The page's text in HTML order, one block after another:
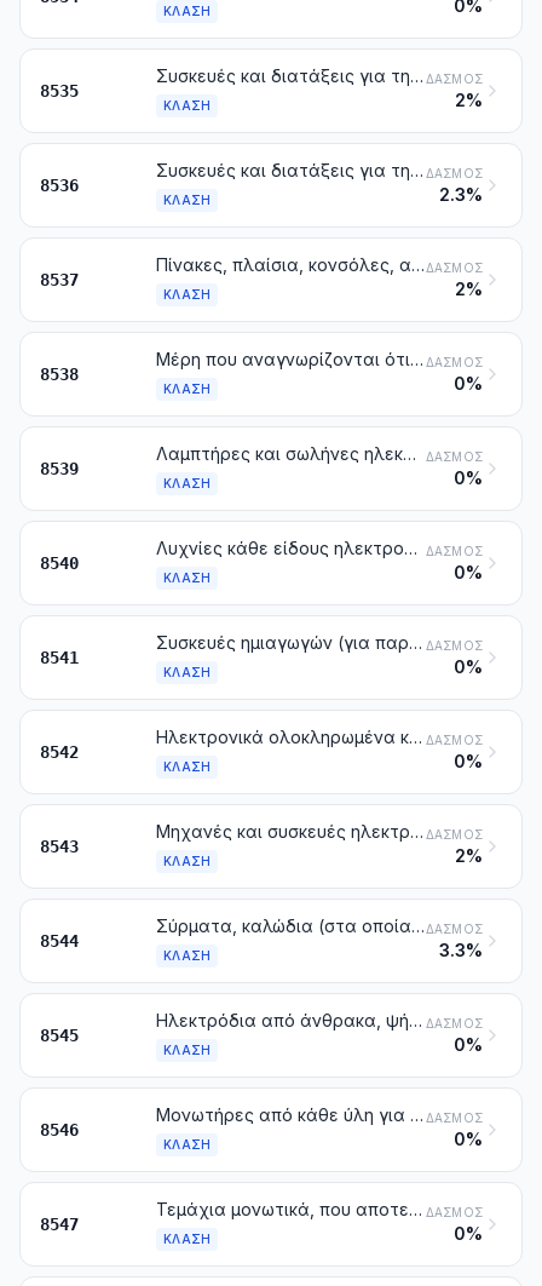
ΚΛΆΣΗ 0%
8535
Συσκευές και διατάξεις για τη διακοπή, κατανομή, προστασία, διακλάδωση, συναρμογή ή σύνδεση των ηλεκτρικών κυκλωμάτων (π.χ. διακόπτες, διακόπτες αναστροφής, διατάξεις διακοπής κυκλωμάτων, αλεξικέραυνα, διατάξεις για τον περιορισμό της τάσης, αντιστάσεις στα κύματα ηλεκτρισμού, ρευματολήπτες και άλλοι σύνδεσμοι, κουτιά σύνδεσης), για τάση που υπερβαίνει τα 1000 V
ΚΛΆΣΗ
ΔΑΣΜΌΣ
2%
8536
Συσκευές και διατάξεις για τη διακοπή, κατανομή, προστασία, διακλάδωση, συναρμογή ή σύνδεση των ηλεκτρικών κυκλώματων [π.χ. διακόπτες, διακόπτες αναστροφής, ηλεκτρονόμοι, διατάξεις διακοπής κυκλωμάτων, αντιστάσεις στα κύματα ηλεκτρισμού, βύσματα (φις) και ρευματολήπτες, υποδοχές ηλεκτρικών λαμπτήρων (ντουί) και άλλοι σύνδεσμοι, κουτιά σύνδεσης], για τάση που δεν υπερβαίνει 1000 V. Σύνδεσμοι για οπτικές ίνες, δέσμες ή καλώδια οπτικών ινών
ΚΛΆΣΗ
ΔΑΣΜΌΣ
2.3%
8537
Πίνακες, πλαίσια, κονσόλες, αναλόγια, κιβώτια (στα οποία περιλαμβάνονται και τα ερμάρια για αριθμητικούς χειρισμούς) και άλλες βάσεις που φέρουν πολλές συσκευές των κλάσεων 8535 ή 8536, για τον έλεγχο ή τη διανομή του ρεύματος, στα οποία περιλαμβάνονται και εκείνα που φέρουν ενσωματωμένα όργανα ή συσκευές του κεφαλαίου 90, καθώς επίσης και συσκευές ψηφιακού ελέγχου εκτός από τις συσκευές μεταγωγής της κλάσης 8517
ΚΛΆΣΗ
ΔΑΣΜΌΣ
2%
8538
Μέρη που αναγνωρίζονται ότι προορίζονται αποκλειστικά ή κύρια για τις συσκευές των κλάσεων 8535, 8536 ή 8537
ΚΛΆΣΗ
ΔΑΣΜΌΣ
0%
8539
Λαμπτήρες και σωλήνες ηλεκτρικοί πυράκτωσης ή εκκένωσης, στους οποίους περιλαμβάνονται και τα είδη με την ονομασία «φάροι και προβολείς σφραγισμένοι» και οι λαμπτήρες και σωλήνες υπεριωδών ή υπέρυθρων ακτίνων. Ηλεκτρικοί λαμπτήρες τόξου· φωτεινές πηγές διόδου φωτοεκπομπής (LED)
ΚΛΆΣΗ
ΔΑΣΜΌΣ
0%
8540
Λυχνίες κάθε είδους ηλεκτρονικές, θερμής καθόδου, ψυχρής καθόδου ή φωτοκαθόδου (π.χ. λυχνίες κάθε είδους, κενού, ατμού ή αερίου, σωληνωτοί ανορθωτές ατμού υδραργύρου, σωληνωτές καθοδικές λυχνίες, σωληνωτές και άλλες λυχνίες για συσκευές λήψης εικόνων τηλεόρασης), άλλες από εκείνες της κλάσης 8539
ΚΛΆΣΗ
ΔΑΣΜΌΣ
0%
8541
Συσκευές ημιαγωγών (για παράδειγμα, δίοδοι, κρυσταλλολυχνίες, μετατροπείς με βάση ημιαγωγούς). Φωτοευαίσθητες διατάξεις με ημιαγωγό, στις οποίες περιλαμβάνονται και τα φωτοβολταϊκά κύτταρα, έστω και συναρμολογημένες σε αυτοτελείς μονάδες ή κατασκευασμένες σε πλάκες. Δίοδοι φωτοεκπομπής (LED), έστω και συναρμολογημένοι με άλλες διόδους φωτοεκπομπής (LED). Συναρμολογημένοι πιεζοηλεκτρικοί κρύσταλλοι
ΚΛΆΣΗ
ΔΑΣΜΌΣ
0%
8542
Ηλεκτρονικά ολοκληρωμένα κυκλώματα
ΚΛΆΣΗ
ΔΑΣΜΌΣ
0%
8543
Μηχανές και συσκευές ηλεκτρικές που έχουν δική τους λειτουργία, που δεν κατονομάζονται ούτε περιλαμβάνονται αλλού στο κεφάλαιο αυτό
ΚΛΆΣΗ
ΔΑΣΜΌΣ
2%
8544
Σύρματα, καλώδια (στα οποία περιλαμβάνονται και τα ομοαξονικά καλώδια) και άλλοι αγωγοί με ηλεκτρική μόνωση (έστω και βερνικωμένα ή ανοδικώς οξειδωμένα), εφοδιασμένα ή όχι με τεμάχια σύνδεσης. Καλώδια από οπτικές ίνες, που αποτελούνται από ίνες επενδυμένες καθεμία χωριστά, έστω και αν φέρουν ηλεκτρικούς αγωγούς ή είναι εφοδιασμένα με τεμάχια σύνδεσης
ΚΛΆΣΗ
ΔΑΣΜΌΣ
3.3%
8545
Ηλεκτρόδια από άνθρακα, ψήκτρες από άνθρακα, άνθρακες για λαμπτήρες ή ηλεκτρικές στήλες και άλλα είδη από γραφίτη ή άλλο άνθρακα, με ή χωρίς μέταλλο, για ηλεκτρικές χρήσεις
ΚΛΆΣΗ
ΔΑΣΜΌΣ
0%
8546
Μονωτήρες από κάθε ύλη για ηλεκτρική χρήση
ΚΛΆΣΗ
ΔΑΣΜΌΣ
0%
8547
Τεμάχια μονωτικά, που αποτελούνται στο σύνολό τους από μονωτικές ύλες ή που περιλαμβάνουν απλά μεταλλικά τεμάχια συναρμολόγησης (π.χ. κοχλιωτές υποδοχές) συναρμολογημένα στη μάζα, για μηχανές, συσκευές ή ηλεκτρικές εγκαταστάσεις, άλλα από τους μονωτήρες της κλάσης 8546. Μονωτικοί σωλήνες και τα συνδετικά τεμάχιά τους, από κοινά μέταλλα, που έχουν μονωθεί εσωτερικά
ΚΛΆΣΗ
ΔΑΣΜΌΣ
0%